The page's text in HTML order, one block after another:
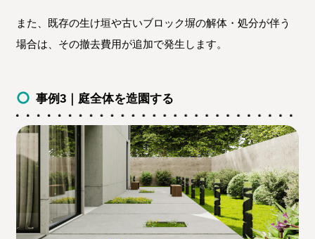
また、既存の生け垣や古いブロック塀の解体・処分が伴う
場合は、その撤去費用が追加で発生します。
事例3｜庭全体を造園する